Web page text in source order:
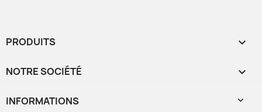
PRODUITS 
NOTRE SOCIÉTÉ 
INFORMATIONS keyboard_arrow_down